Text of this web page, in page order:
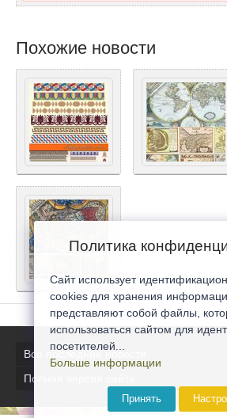
Похожие новости
Все последние новости
Полная версия сайта
Политика
Сайт использует
cookies для хранения
представляют собой файлы,
использоваться сайтом для
посетителей...
Больше информации
Принять